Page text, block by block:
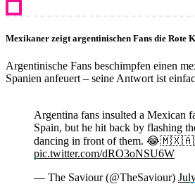
Mexikaner zeigt argentinischen Fans die Rote
Argentinische Fans beschimpfen einen
Spanien anfeuert – seine Antwort ist
Argentina fans insulted a Mexican
Spain, but he hit back by flashing
dancing in front of them.
pic.twitter.com/dRO3oNSU6W
— The Saviour (@TheSaviour)